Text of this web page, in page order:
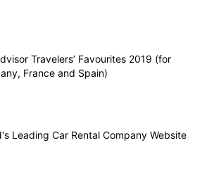
Travelers’ Favourites 2019 (for
France and Spain)
Leading Car Rental Company Website